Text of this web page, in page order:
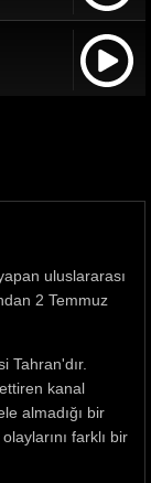
uluslararası
2 Temmuz
Tahran'dır.
kanal
almadığı bir
farklı bir